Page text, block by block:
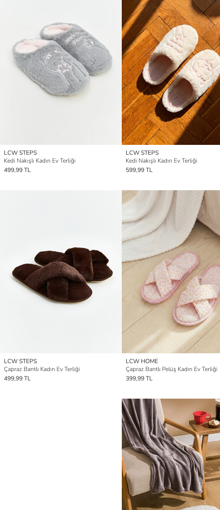
LCW STEPS
Kedi Nakışlı Kadın Ev Terliği
499,99 TL
LCW STEPS
Kedi Nakışlı Kadın Ev Terliği
599,99 TL
LCW STEPS
Çapraz Bantlı Kadın Ev Terliği
499,99 TL
LCW HOME
Çapraz Bantlı Pelüş Kadın Ev Terliği
399,99 TL